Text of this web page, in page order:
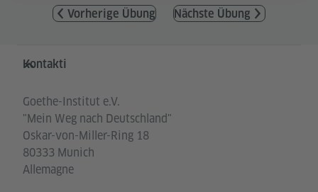
Vorherige Übung Nächste Übung
Service- und Informationsbereich
Kontakti
Goethe-Institut e.V.
"Mein Weg nach Deutschland"
Oskar-von-Miller-Ring 18
80333 Munich
Allemagne